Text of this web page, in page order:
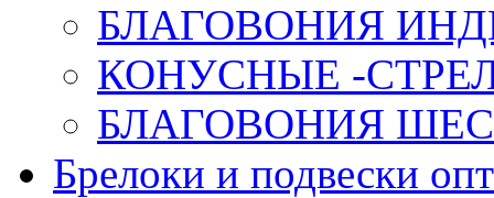
БЛАГОВОНИЯ
КОНУСНЫЕ -
БЛАГОВОНИЯ
Брелоки и подвески